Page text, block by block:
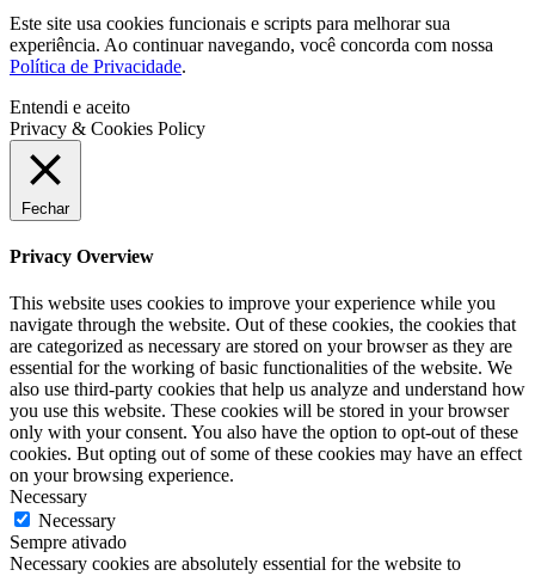
Este site usa cookies funcionais e scripts para melhorar sua
experiência. Ao continuar navegando, você concorda com nossa
Política de Privacidade.
Entendi e aceito
Privacy & Cookies Policy
Fechar
Privacy Overview
This website uses cookies to improve your experience while you
navigate through the website. Out of these cookies, the cookies that
are categorized as necessary are stored on your browser as they are
essential for the working of basic functionalities of the website. We
also use third-party cookies that help us analyze and understand how
you use this website. These cookies will be stored in your browser
only with your consent. You also have the option to opt-out of these
cookies. But opting out of some of these cookies may have an effect
on your browsing experience.
Necessary
Necessary
Sempre ativado
Necessary cookies are absolutely essential for the website to